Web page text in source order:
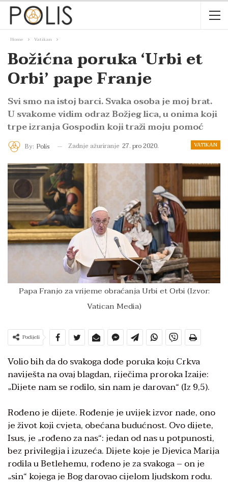
Home Vatikan
Božićna poruka ‘Urbi et
Orbi’ pape Franje
Svi smo na istoj barci. Svaka osoba je moj brat.
U svakome vidim odraz Božjeg lica, u onima koji
trpe izranja Gospodin koji traži moju pomoć
VATIKAN
By: Polis Zadnje ažuriranje 27. pro 2020.
Papa Franjo za vrijeme obraćanja Urbi et Orbi (Izvor:
Vatican Media)
Podijeli
Volio bih da do svakoga dođe poruka koju Crkva
naviješta na ovaj blagdan, riječima proroka Izaije:
„Dijete nam se rodilo, sin nam je darovan“ (Iz 9,5).
Rođeno je dijete. Rođenje je uvijek izvor nade, ono
je život koji cvjeta, obećana budućnost. Ovo dijete,
Isus, je „rođeno za nas“: jedan od nas u potpunosti,
bez privilegija i izuzeća. Dijete koje je Djevica Marija
rodila u Betlehemu, rođeno je za svakoga – on je
„sin“ kojega je Bog darovao cijelom ljudskom rodu.